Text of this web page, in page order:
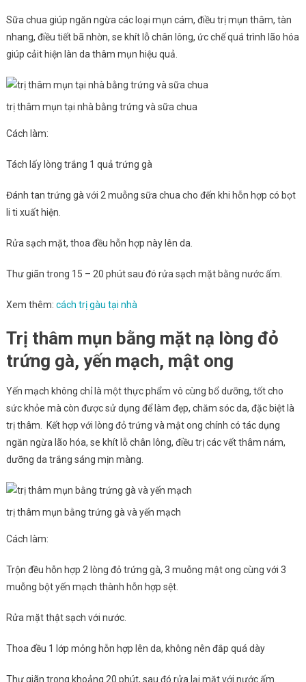
Sữa chua giúp ngăn ngừa các loại mụn cám, điều trị mụn thâm, tàn
nhang, điều tiết bã nhờn, se khít lỗ chân lông, ức chế quá trình lão hóa
giúp cảit hiện làn da thâm mụn hiệu quả.
trị thâm mụn tại nhà bằng trứng và sữa chua
Cách làm:
Tách lấy lòng trắng 1 quả trứng gà
Đánh tan trứng gà với 2 muỗng sữa chua cho đến khi hỗn hợp có bọt
li ti xuất hiện.
Rửa sạch mặt, thoa đều hỗn hợp này lên da.
Thư giãn trong 15 – 20 phút sau đó rửa sạch mặt bằng nước ấm.
Xem thêm: cách trị gàu tại nhà
Trị thâm mụn bằng mặt nạ lòng đỏ
trứng gà, yến mạch, mật ong
Yến mạch không chỉ là một thực phẩm vô cùng bổ dưỡng, tốt cho
sức khỏe mà còn được sử dụng để làm đẹp, chăm sóc da, đặc biệt là
trị thâm. Kết hợp với lòng đỏ trứng và mật ong chính có tác dụng
ngăn ngừa lão hóa, se khít lỗ chân lông, điều trị các vết thâm nám,
dưỡng da trắng sáng mịn màng.
trị thâm mụn bằng trứng gà và yến mạch
Cách làm:
Trộn đều hỗn hợp 2 lòng đỏ trứng gà, 3 muỗng mật ong cùng với 3
muỗng bột yến mạch thành hỗn hợp sệt.
Rửa mặt thật sạch với nước.
Thoa đều 1 lớp mỏng hỗn hợp lên da, không nên đắp quá dày
Thư giãn trong khoảng 20 phút, sau đó rửa lại mặt với nước ấm.